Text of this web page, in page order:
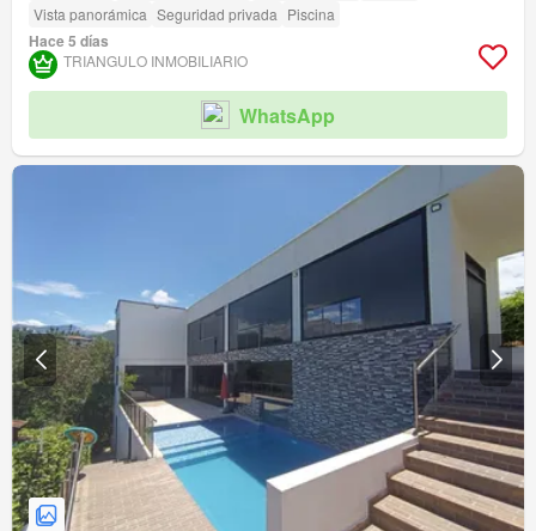
Vista panorámica Seguridad privada Piscina
Hace 5 días
TRIANGULO INMOBILIARIO
WhatsApp